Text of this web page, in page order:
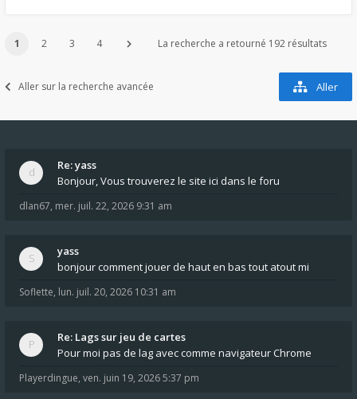
1 2 3 4 La recherche a retourné 192 résultats
Aller sur la recherche avancée Aller
Re: yass
Bonjour, Vous trouverez le site ici dans le foru
dlan67, mer. juil. 22, 2026 9:31 am
yass
bonjour comment jouer de haut en bas tout atout mi
Soflette, lun. juil. 20, 2026 10:31 am
Re: Lags sur jeu de cartes
Pour moi pas de lag avec comme navigateur Chrome
Playerdingue, ven. juin 19, 2026 5:37 pm